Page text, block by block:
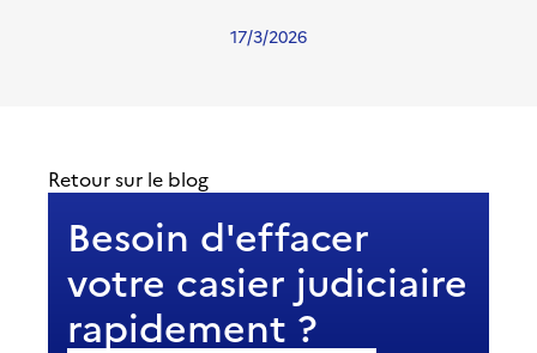
17/3/2026
Retour sur le blog
Besoin d'effacer
votre casier judiciaire
rapidement ?